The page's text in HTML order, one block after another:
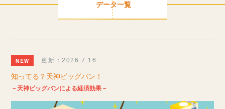
データ一覧
更新：2026.7.16
知ってる？天神ビッグバン！
－天神ビッグバンによる経済効果－